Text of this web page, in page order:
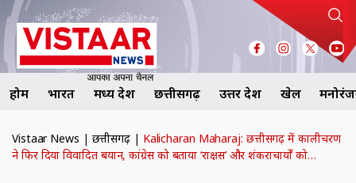
होम भारत मध्य प्रदेश छत्तीसगढ़ उत्तर प्रदेश खेल
Vistaar News | छत्तीसगढ़ | Kalicharan Maharaj: छत्तीसगढ़ में कालीचरण
ने फिर दिया विवादित बयान, कांग्रेस को बताया ‘राक्षस’ और शंकराचार्यों को…